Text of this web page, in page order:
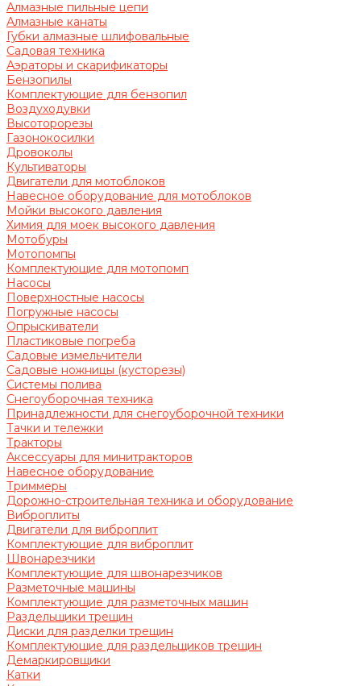
Алмазные пильные цепи
Алмазные канаты
Губки алмазные шлифовальные
Садовая техника
Аэраторы и скарификаторы
Бензопилы
Комплектующие для бензопил
Воздуходувки
Высоторорезы
Газонокосилки
Дровоколы
Культиваторы
Двигатели для мотоблоков
Навесное оборудование для мотоблоков
Мойки высокого давления
Химия для моек высокого давления
Мотобуры
Мотопомпы
Комплектующие для мотопомп
Насосы
Поверхностные насосы
Погружные насосы
Опрыскиватели
Пластиковые погреба
Садовые измельчители
Садовые ножницы (кусторезы)
Системы полива
Снегоуборочная техника
Принадлежности для снегоуборочной техники
Тачки и тележки
Тракторы
Аксессуары для минитракторов
Навесное оборудование
Триммеры
Дорожно-строительная техника и оборудование
Виброплиты
Двигатели для виброплит
Комплектующие для виброплит
Швонарезчики
Комплектующие для швонарезчиков
Разметочные машины
Комплектующие для разметочных машин
Раздельщики трещин
Диски для разделки трещин
Комплектующие для раздельщиков трещин
Демаркировщики
Катки